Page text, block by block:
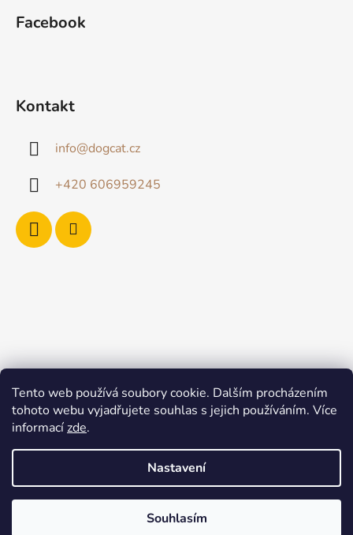
Tento web používá soubory cookie. Dalším procházením
tohoto webu vyjadřujete souhlas s jejich používáním. Více
informacízde.
Nastavení
Souhlasím
Facebook
Kontakt
info@dogcat.cz
+420 606959245
Vytvořil Shoptet